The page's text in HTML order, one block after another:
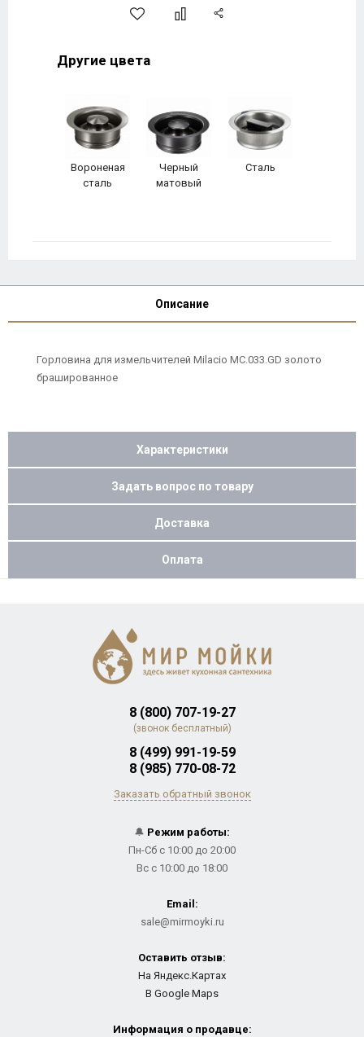
Другие цвета
Вороненая
сталь
Черный
матовый
Сталь
Описание
Горловина для измельчителей Milacio MC.033.GD золото
брашированное
Характеристики
Задать вопрос по товару
Доставка
Оплата
8 (800) 707-19-27
(звонок бесплатный)
8 (499) 991-19-59
8 (985) 770-08-72
Заказать обратный звонок
🔔 Режим работы:
Пн-Сб с 10:00 до 20:00
Вс с 10:00 до 18:00
Email:
sale@mirmoyki.ru
Оставить отзыв:
На Яндекс.Картах
В Google Maps
Информация о продавце: